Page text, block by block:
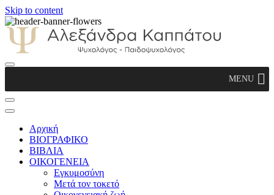
Skip to content
Παιδοψυχολόγος
MENU
Αρχική
ΒΙΟΓΡΑΦΙΚΟ
ΒΙΒΛΙΑ
ΟΙΚΟΓΕΝΕΙΑ
Εγκυμοσύνη
Μετά τον τοκετό